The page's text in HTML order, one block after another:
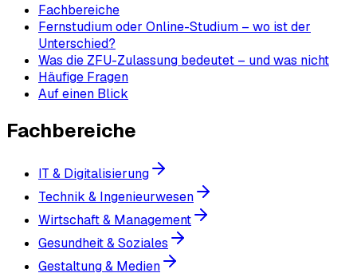
Fachbereiche
Fernstudium oder Online-Studium – wo ist der
Unterschied?
Was die ZFU-Zulassung bedeutet – und was nicht
Häufige Fragen
Auf einen Blick
Fachbereiche
IT & Digitalisierung
Technik & Ingenieurwesen
Wirtschaft & Management
Gesundheit & Soziales
Gestaltung & Medien